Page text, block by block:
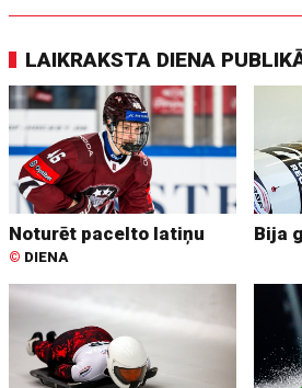
LAIKRAKSTA DIENA
Noturēt pacelto latiņu
© DIENA
Bija